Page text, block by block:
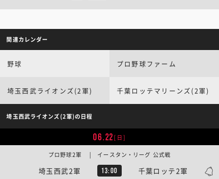
関連カレンダー
野球 プロ野球ファーム
埼玉西武ライオンズ(2軍) 千葉ロッテマリーンズ(2軍)
埼玉西武ライオンズ(2軍)の日程
06.22[日]
埼玉西武2軍 13:00 千葉ロッテ2軍
プロ野球2軍 | イースタン・リーグ 公式戦